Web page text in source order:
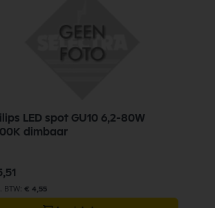
LED spot GU10 6,2-80W
dimbaar
€ 4,55